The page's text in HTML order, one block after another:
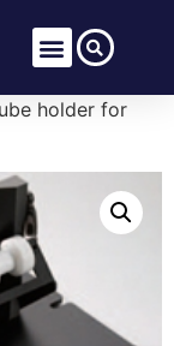
holder for